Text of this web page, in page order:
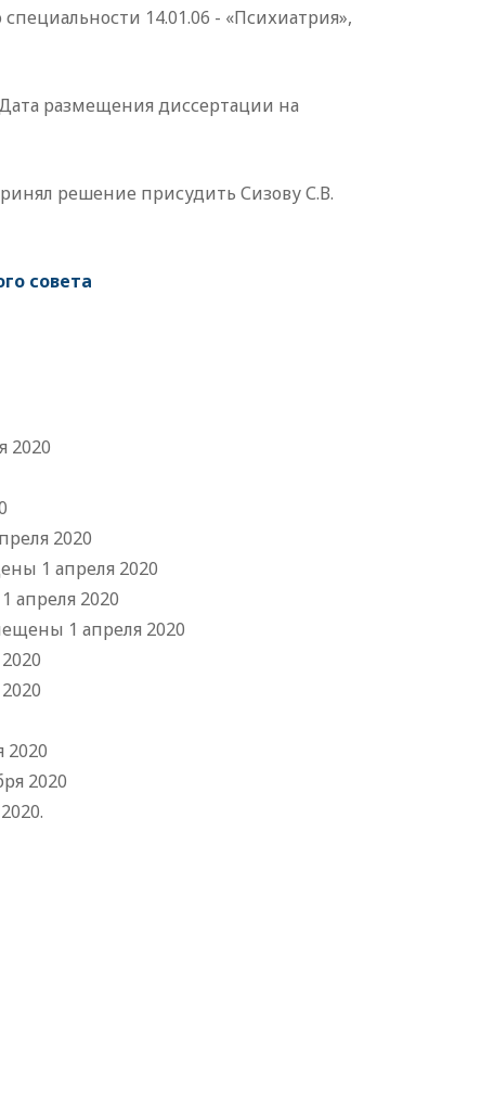
специальности 14.01.06 - «Психиатрия»,
размещения диссертации на
решение присудить Сизову С.В.
совета
2020
2020
1 апреля 2020
апреля 2020
1 апреля 2020
2020
2020